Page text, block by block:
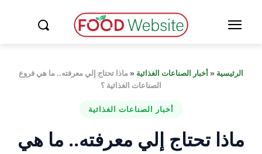
الرئيسية «أخبار الصناعات الغذائية «ماذا تحتاج إلي معرفته.. ما هي فروع
الصناعات الغذائية ؟
أخبار الصناعات الغذائية
ماذا تحتاج إلي معرفته.. ما هي